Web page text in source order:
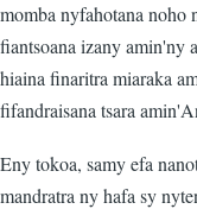
momba nyfahotana noho
fiantsoana izany amin'ny
hiaina finaritra miaraka
fifandraisana tsara
Eny tokoa, samy efa
mandratra ny hafa sy